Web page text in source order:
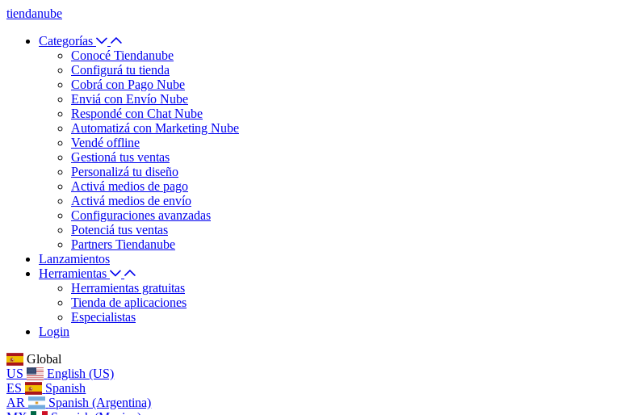
tiendanube
Categorías
Conocé Tiendanube
Configurá tu tienda
Cobrá con Pago Nube
Enviá con Envío Nube
Respondé con Chat Nube
Automatizá con Marketing Nube
Vendé offline
Gestioná tus ventas
Personalizá tu diseño
Activá medios de pago
Activá medios de envío
Configuraciones avanzadas
Potenciá tus ventas
Partners Tiendanube
Lanzamientos
Herramientas
Herramientas gratuitas
Tienda de aplicaciones
Especialistas
Login
Global
US
English (US)
ES
Spanish
AR
Spanish (Argentina)